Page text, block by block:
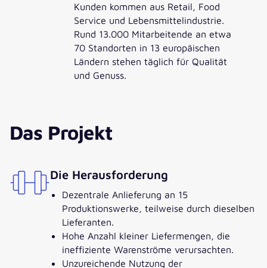
Kunden kommen aus Retail, Food
Service und Lebensmittelindustrie.
Rund 13.000 Mitarbeitende an etwa
70 Standorten in 13 europäischen
Ländern stehen täglich für Qualität
und Genuss.
Das Projekt
Die Herausforderung
Dezentrale Anlieferung an 15
Produktionswerke, teilweise durch dieselben
Lieferanten.
Hohe Anzahl kleiner Liefermengen, die
ineffiziente Warenströme verursachten.
Unzureichende Nutzung der